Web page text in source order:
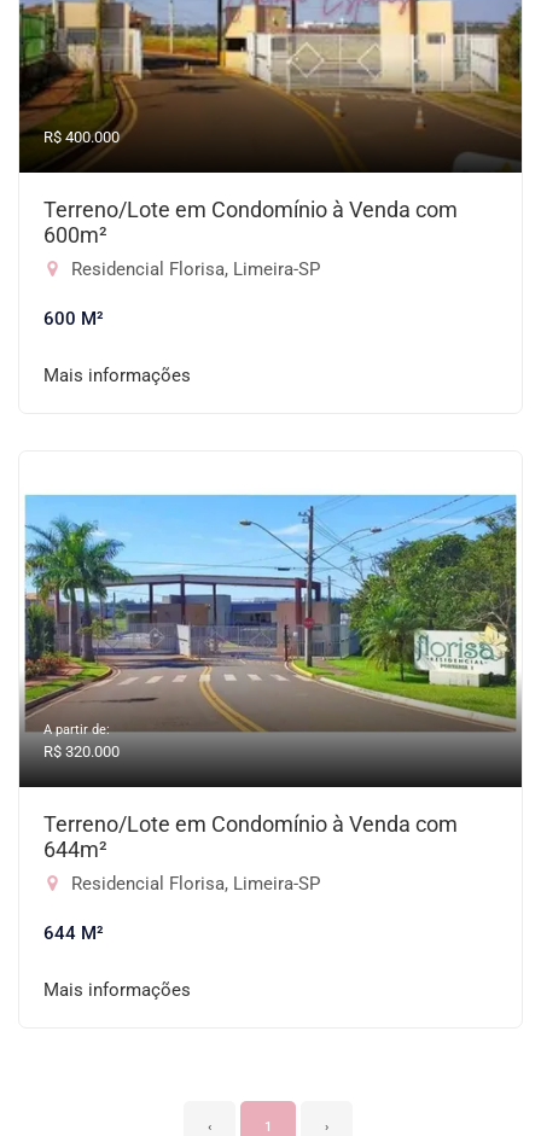
R$ 400.000
Terreno/Lote em Condomínio à Venda com
600m²
Residencial Florisa, Limeira-SP
600 M²
Mais informações
A partir de:
R$ 320.000
Terreno/Lote em Condomínio à Venda com
644m²
Residencial Florisa, Limeira-SP
644 M²
Mais informações
‹ 1 ›